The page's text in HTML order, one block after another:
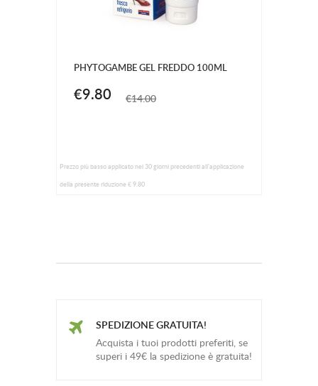
PHYTOGAMBE GEL FREDDO 100ML
€9.80 €14.00
Prezzo più basso applicato nei 30 giorni precedenti all'applicazione
della presente riduzione € 9.80
SPEDIZIONE GRATUITA!
Acquista i tuoi prodotti preferiti, se
superi i 49€ la spedizione è gratuita!